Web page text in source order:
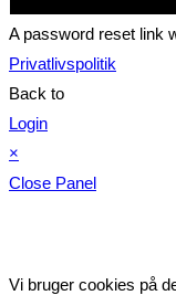
A password reset link
Privatlivspolitik
Back to
Login
×
Close Panel
Vi bruger cookies på